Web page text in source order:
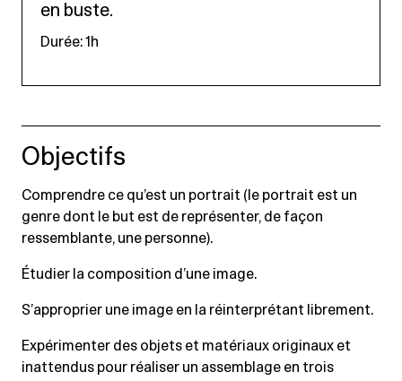
en buste.
Durée: 1h
Objectifs
Comprendre ce qu’est un portrait (le portrait est un
genre dont le but est de représenter, de façon
ressemblante, une personne).
Étudier la composition d’une image.
S’approprier une image en la réinterprétant librement.
Expérimenter des objets et matériaux originaux et
inattendus pour réaliser un assemblage en trois